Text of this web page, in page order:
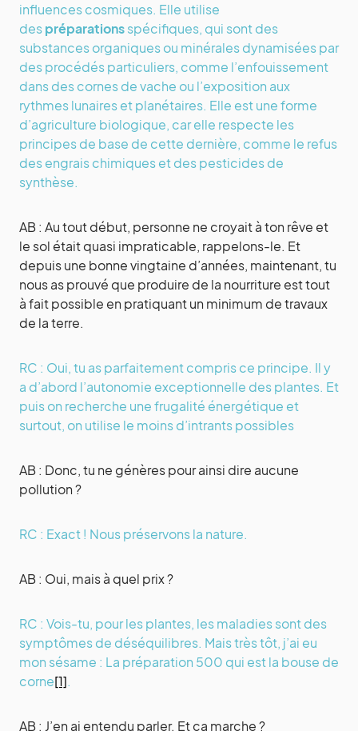
influences cosmiques. Elle utilise
despréparationsspécifiques, qui sont des
substances organiques ou minérales dynamisées par
des procédés particuliers, comme l’enfouissement
dans des cornes de vache ou l’exposition aux
rythmes lunaires et planétaires. Elle est une forme
d’agriculture biologique, car elle respecte les
principes de base de cette dernière, comme le refus
des engrais chimiques et des pesticides de
synthèse.
AB : Au tout début, personne ne croyait à ton rêve et
le sol était quasi impraticable, rappelons-le. Et
depuis une bonne vingtaine d’années, maintenant, tu
nous as prouvé que produire de la nourriture est tout
à fait possible en pratiquant un minimum de travaux
de la terre.
RC : Oui, tu as parfaitement compris ce principe. Il y
a d’abord l’autonomie exceptionnelle des plantes. Et
puis on recherche une frugalité énergétique et
surtout, on utilise le moins d’intrants possibles
AB : Donc, tu ne génères pour ainsi dire aucune
pollution ?
RC : Exact ! Nous préservons la nature.
AB : Oui, mais à quel prix ?
RC : Vois-tu, pour les plantes, les maladies sont des
symptômes de déséquilibres. Mais très tôt, j’ai eu
mon sésame : La préparation 500 qui est la bouse de
corne[1].
AB : J’en ai entendu parler. Et ça marche ?